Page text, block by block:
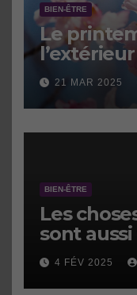
BIEN-ÊTRE
Le
l’extérieur
21 MAR 2025
BIEN-ÊTRE
Les
sont
faire.
4 FÉV 2025